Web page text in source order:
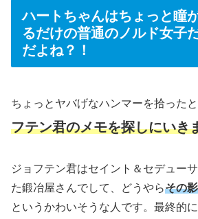
ハートちゃんはちょっと瞳
るだけの普通のノルド女子
だよね？！
ちょっとヤバげなハンマーを拾った
フテン君のメモを探しにいき
ジョフテン君はセイント＆セデュー
た鍛冶屋さんでして、どうやらその
というかわいそうな人です。最終的